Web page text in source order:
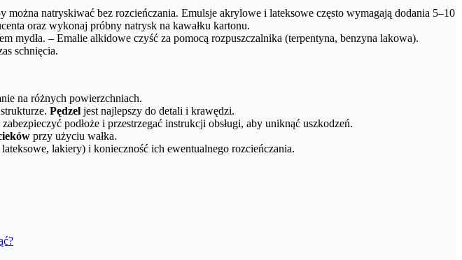
można natryskiwać bez rozcieńczania. Emulsje akrylowe i lateksowe często wymagają dodania 5–10
oraz wykonaj próbny natrysk na kawałku kartonu.
mydła. – Emalie alkidowe czyść za pomocą rozpuszczalnika (terpentyna, benzyna lakowa).
schnięcia.
na różnych powierzchniach.
Pędzel jest najlepszy do detali i krawędzi.
podłoże i przestrzegać instrukcji obsługi, aby uniknąć uszkodzeń.
przy użyciu wałka.
lakiery) i konieczność ich ewentualnego rozcieńczania.